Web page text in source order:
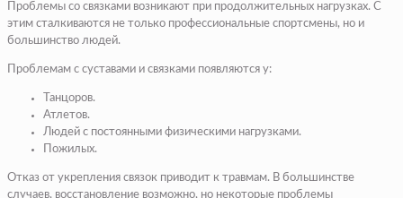
Проблемы со связками возникают при продолжительных нагрузках. С
этим сталкиваются не только профессиональные спортсмены, но и
большинство людей.
Проблемам с суставами и связками появляются у:
Танцоров.
Атлетов.
Людей с постоянными физическими нагрузками.
Пожилых.
Отказ от укрепления связок приводит к травмам. В большинстве
случаев, восстановление возможно, но некоторые проблемы